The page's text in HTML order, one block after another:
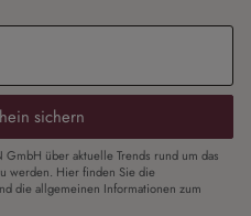
sichern
über aktuelle Trends rund um das
werden. Hier finden Sie die
die allgemeinen Informationen zum